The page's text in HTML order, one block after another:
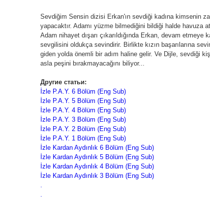
Sevdiğim Sensin dizisi Erkan'ın sevdiği kadına kimsenin
yapacaktır. Adamı yüzme bilmediğini bildiği halde havuza
Adam nihayet dışarı çıkarıldığında Erkan, devam etmeye
sevgilisini oldukça sevindirir. Birlikte kızın başarılarına
giden yolda önemli bir adım haline gelir. Ve Dijle, sevdiği
asla peşini bırakmayacağını biliyor...
Другие статьи:
İzle P.A.Y. 6 Bölüm (Eng Sub)
İzle P.A.Y. 5 Bölüm (Eng Sub)
İzle P.A.Y. 4 Bölüm (Eng Sub)
İzle P.A.Y. 3 Bölüm (Eng Sub)
İzle P.A.Y. 2 Bölüm (Eng Sub)
İzle P.A.Y. 1 Bölüm (Eng Sub)
İzle Kardan Aydınlık 6 Bölüm (Eng Sub)
İzle Kardan Aydınlık 5 Bölüm (Eng Sub)
İzle Kardan Aydınlık 4 Bölüm (Eng Sub)
İzle Kardan Aydınlık 3 Bölüm (Eng Sub)
.
.